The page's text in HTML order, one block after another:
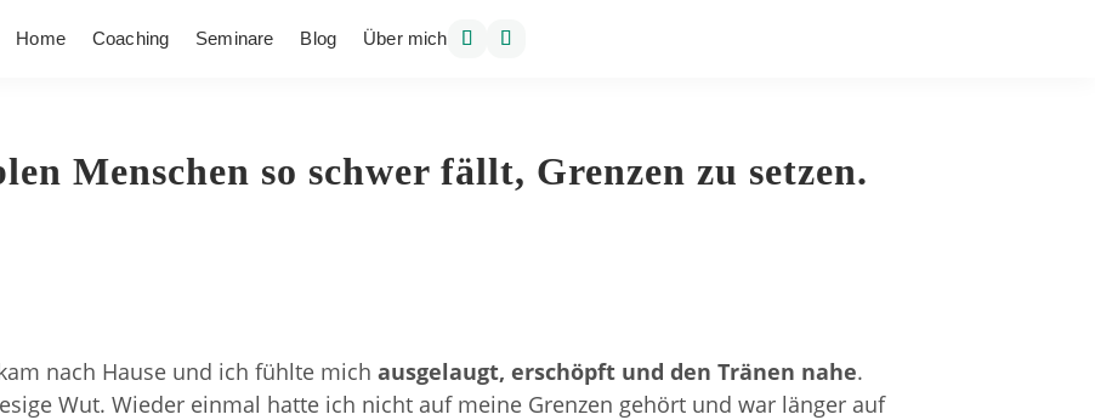
Home Coaching Seminare Blog Über mich
Menschen so schwer fällt, Grenzen zu setzen.
nach Hause und ich fühlte michausgelaugt, erschöpft und den Tränen nahe.
Wut. Wieder einmal hatte ich nicht auf meine Grenzen gehört und war länger auf